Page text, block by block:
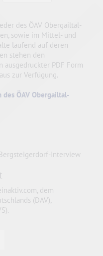
des ÖAV Obergailtal-
sowie im Mittel- und
laufend auf deren
stehen den
PDF Form
zur Verfügung.
ÖAV Obergailtal-
Interview
dem
(DAV),